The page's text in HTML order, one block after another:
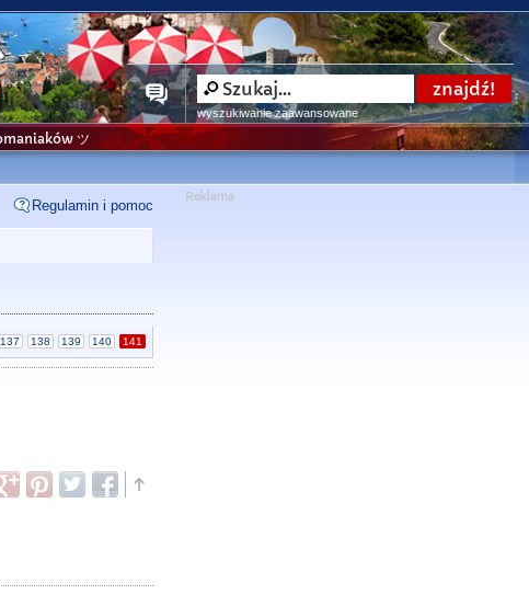
wyszukiwanie zaawansowane
ツ
Regulamin i pomoc
137 138 139 140 141